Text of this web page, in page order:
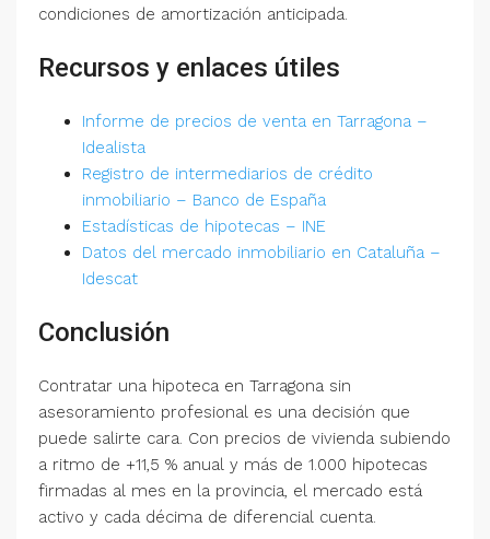
condiciones de amortización anticipada.
Recursos y enlaces útiles
Informe de precios de venta en Tarragona –
Idealista
Registro de intermediarios de crédito
inmobiliario – Banco de España
Estadísticas de hipotecas – INE
Datos del mercado inmobiliario en Cataluña –
Idescat
Conclusión
Contratar una hipoteca en Tarragona sin
asesoramiento profesional es una decisión que
puede salirte cara. Con precios de vivienda subiendo
a ritmo de +11,5 % anual y más de 1.000 hipotecas
firmadas al mes en la provincia, el mercado está
activo y cada décima de diferencial cuenta.